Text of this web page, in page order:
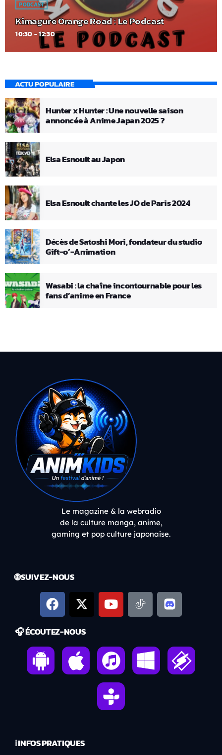
PODCAST
Kimagure Orange Road : Le Podcast
10:30 - 12:30
ACTU POPULAIRE
Hunter x Hunter : Une nouvelle saison
annoncée à Anime Japan 2025 ?
Elsa Esnoult au Japon
Elsa Esnoult chante les JO de Paris 2024
Décès de Satoshi Mori, fondateur du studio
Gift-o’-Animation
Wasabi : la chaîne incontournable pour les
fans d’anime en France
Le magazine & la webradio
de la culture manga, anime,
gaming et pop culture japonaise.
🌐 SUIVEZ-NOUS
🎧 ÉCOUTEZ-NOUS
ℹ️ INFOS PRATIQUES